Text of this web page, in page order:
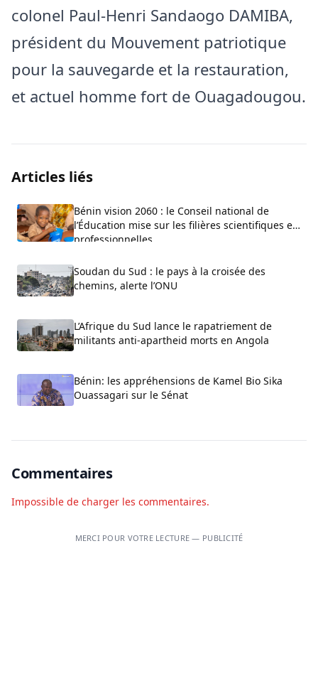
colonel Paul-Henri Sandaogo DAMIBA,
président du Mouvement patriotique
pour la sauvegarde et la restauration,
et actuel homme fort de Ouagadougou.
Articles liés
Bénin vision 2060 : le Conseil national de
l’Éducation mise sur les filières scientifiques et
professionnelles
Soudan du Sud : le pays à la croisée des
chemins, alerte l’ONU
L’Afrique du Sud lance le rapatriement de
militants anti-apartheid morts en Angola
Bénin: les appréhensions de Kamel Bio Sika
Ouassagari sur le Sénat
Commentaires
Impossible de charger les commentaires.
MERCI POUR VOTRE LECTURE — PUBLICITÉ